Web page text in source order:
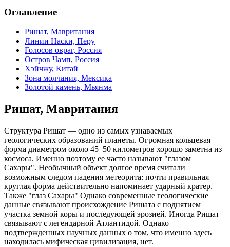
Оглавление
Ришат, Мавритания
Линии Наски, Перу
Голосов овраг, Россия
Остров Чамп, Россия
Хэйчжу, Китай
Зона молчания, Мексика
Золотой камень, Мьянма
Ришат, Мавритания
Структура Ришат — одно из самых узнаваемых
геологических образований планеты. Огромная кольцевая
форма диаметром около 45–50 километров хорошо заметна из
космоса. Именно поэтому ее часто называют "глазом
Сахары". Необычный объект долгое время считали
возможным следом падения метеорита: почти правильная
круглая форма действительно напоминает ударный кратер.
Также "глаз Сахары" Однако современные геологические
данные связывают происхождение Ришата с поднятием
участка земной коры и последующей эрозией. Иногда Ришат
связывают с легендарной Атлантидой. Однако
подтвержденных научных данных о том, что именно здесь
находилась мифическая цивилизация, нет.